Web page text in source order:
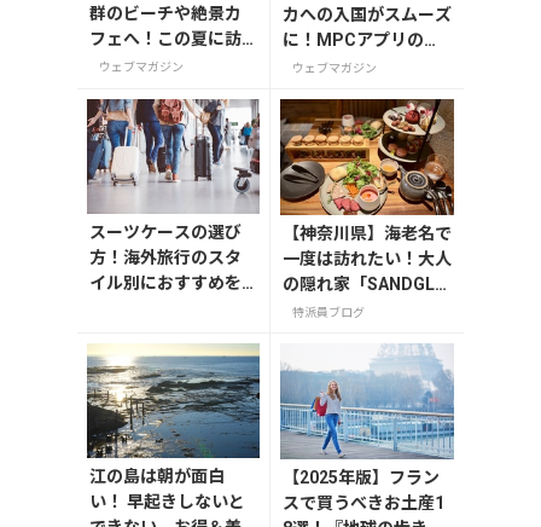
群のビーチや絶景カ
フェへ！この夏に訪
れたい三浦半島の穴
ウェブマガジン
カへの入国がスムーズ
に！MPCアプリの登
録方法や使い方を解説
ウェブマガジン
スーツケースの選び
方！海外旅行のスタ
イル別におすすめを
【神奈川県】海老名で
一度は訪れたい！大人
の隠れ家「SANDGLA
SS 熾火」で味わうア
特派員ブログ
江の島は朝が面白
い！ 早起きしないと
【2025年版】フラン
スで買うべきお土産1